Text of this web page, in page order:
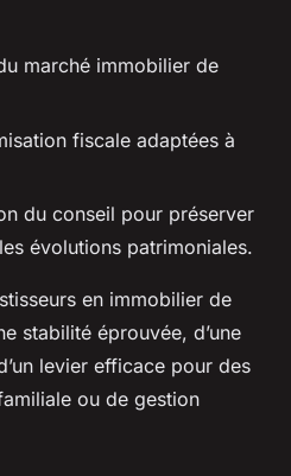
marché immobilier de
fiscale adaptées à
du conseil pour préserver
évolutions patrimoniales.
en immobilier de
stabilité éprouvée, d’une
levier efficace pour des
ou de gestion